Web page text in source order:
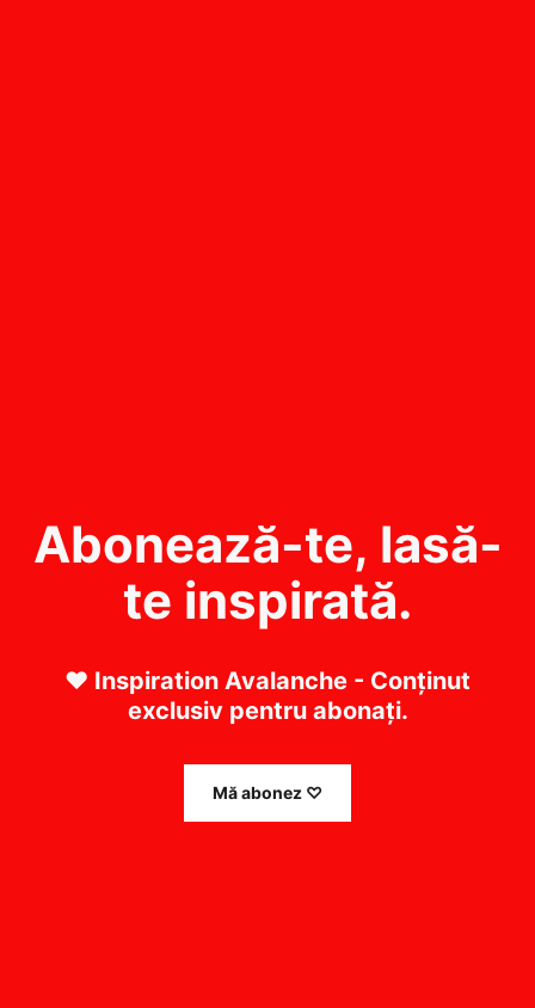
Abonează-te, lasă-
te inspirată.
❤ Inspiration Avalanche - Conținut
exclusiv pentru abonați.
Mă abonez ♡